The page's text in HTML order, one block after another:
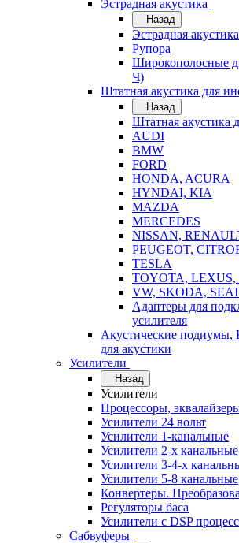
Эстрадная акустика
Назад
Эстрадная акустика
Рупора
Широкополосные
Ч)
Штатная акустика для
Назад
Штатная акустика
AUDI
BMW
FORD
HONDA, ACURA
HYNDAI, KIA
MAZDA
MERCEDES
NISSAN,
PEUGEOT,
TESLA
TOYOTA, LEXUS,
VW, SKODA,
Адаптеры для
усилителя
Акустические подиумы,
для акустики
Усилители
Назад
Усилители
Процессоры,
Усилители 24 вольт
Усилители 1-канальные
Усилители 2-х канальные
Усилители 3-4-х
Усилители 5-8 канальные
Конвертеры.
Регуляторы баса
Усилители с DSP
Сабвуферы